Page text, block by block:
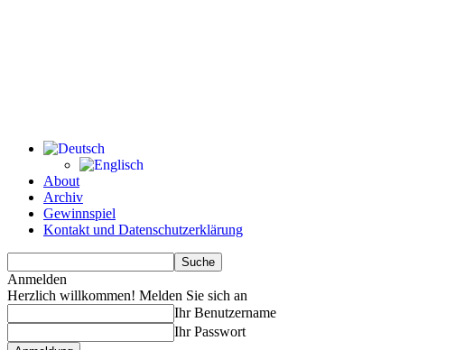
About
Archiv
Gewinnspiel
Kontakt und Datenschutzerklärung
Anmelden
Herzlich willkommen! Melden Sie sich an
Ihr Benutzername
Ihr Passwort